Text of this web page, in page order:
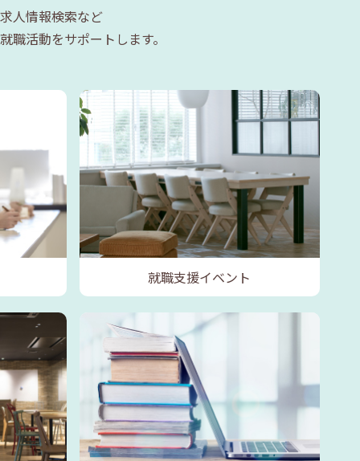
人情報検索など
活動をサポートします。
就職支援イベント